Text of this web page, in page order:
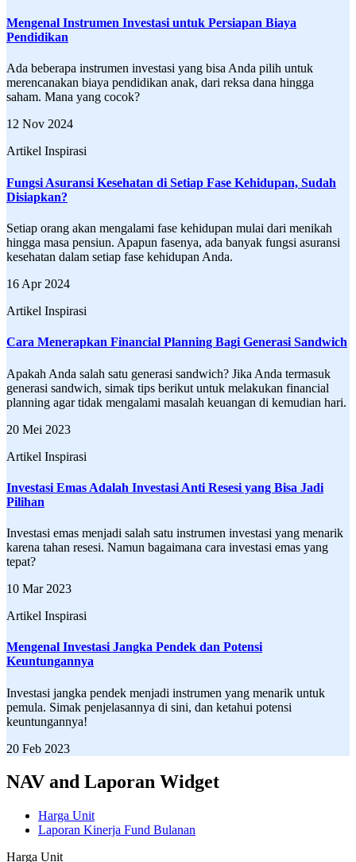
Mengenal Instrumen Investasi untuk Persiapan Biaya
Pendidikan
Ada beberapa instrumen investasi yang bisa Anda pilih untuk
merencanakan biaya pendidikan anak, dari reksa dana hingga
saham. Mana yang cocok?
12 Nov 2024
Artikel Inspirasi
Fungsi Asuransi Kesehatan di Setiap Fase Kehidupan, Sudah
Disiapkan?
Setiap orang akan mengalami fase kehidupan mulai dari menikah
hingga masa pensiun. Apapun fasenya, ada banyak fungsi asuransi
kesehatan dalam setiap fase kehidupan Anda.
16 Apr 2024
Artikel Inspirasi
Cara Menerapkan Financial Planning Bagi Generasi Sandwich
Apakah Anda salah satu generasi sandwich? Jika Anda termasuk
generasi sandwich, simak tips berikut untuk melakukan financial
planning agar tidak mengalami masalah keuangan di kemudian hari.
20 Mei 2023
Artikel Inspirasi
Investasi Emas Adalah Investasi Anti Resesi yang Bisa Jadi
Pilihan
Investasi emas menjadi salah satu instrumen investasi yang menarik
karena tahan resesi. Namun bagaimana cara investasi emas yang
tepat?
10 Mar 2023
Artikel Inspirasi
Mengenal Investasi Jangka Pendek dan Potensi
Keuntungannya
Investasi jangka pendek menjadi instrumen yang menarik untuk
pemula. Simak penjelasannya di sini, dan ketahui potensi
keuntungannya!
20 Feb 2023
NAV and Laporan Widget
Harga Unit
Laporan Kinerja Fund Bulanan
Harga Unit